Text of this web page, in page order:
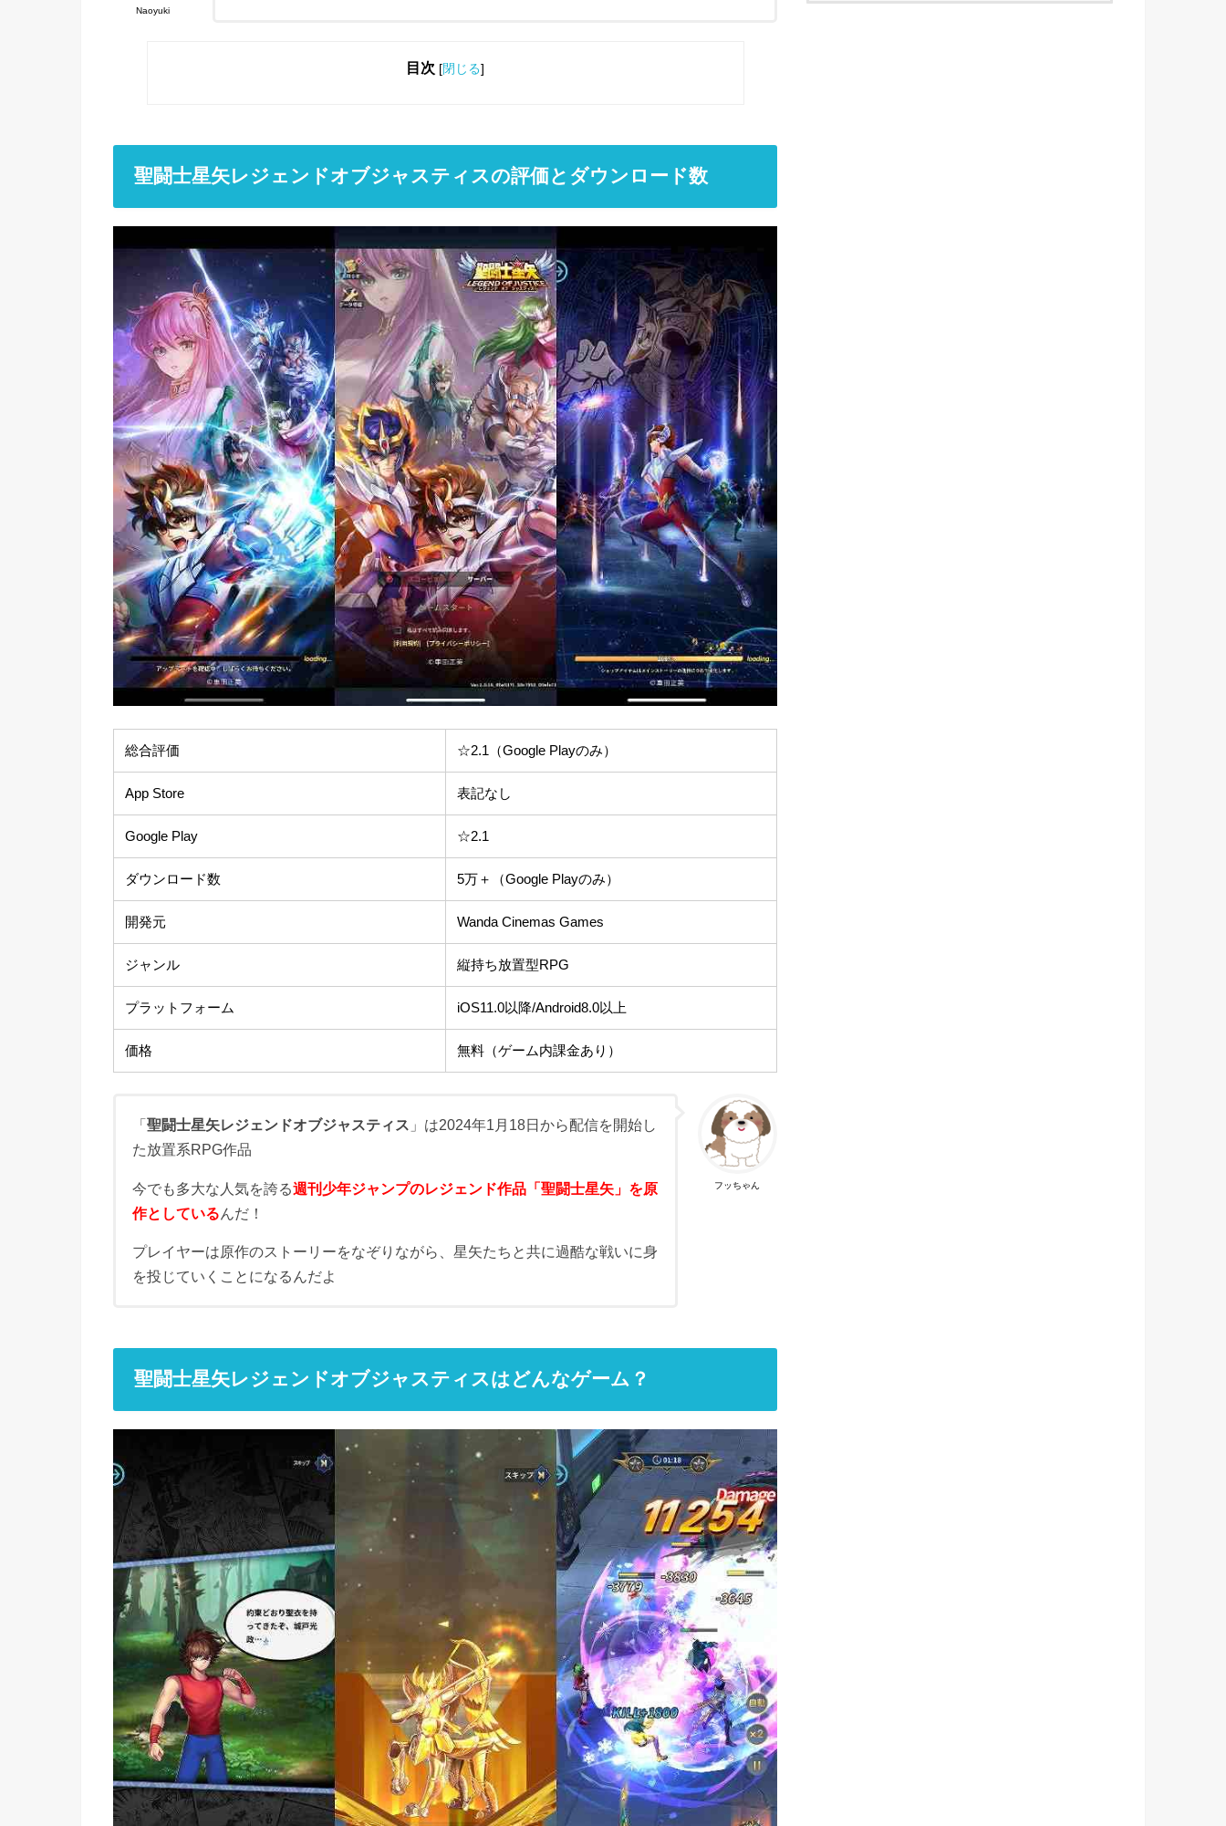
Naoyuki
目次 [閉じる]
聖闘士星矢レジェンドオブジャスティスの評価とダウンロード数
総合評価 ☆2.1（Google Playのみ）
App Store 表記なし
Google Play ☆2.1
ダウンロード数 5万＋（Google Playのみ）
開発元 Wanda Cinemas Games
ジャンル 縦持ち放置型RPG
プラットフォーム iOS11.0以降/Android8.0以上
価格 無料（ゲーム内課金あり）
フッちゃん
「聖闘士星矢レジェンドオブジャスティス 」は2024年1月18日から配信を開始し
た放置系RPG作品
今でも多大な人気を誇る週刊少年ジャンプのレジェンド作品「聖闘士星矢」を原
作としているんだ！
プレイヤーは原作のストーリーをなぞりながら、星矢たちと共に過酷な戦いに身
を投じていくことになるんだよ
聖闘士星矢レジェンドオブジャスティスはどんなゲーム？